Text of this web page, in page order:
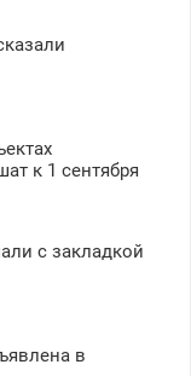
к 1 сентября
с закладкой
в